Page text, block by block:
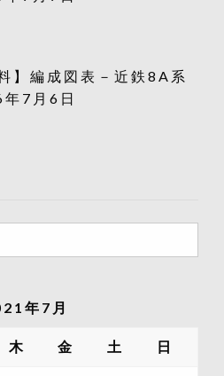
】編成図表－近鉄8A系
7月6日
年7月
木 金 土 日